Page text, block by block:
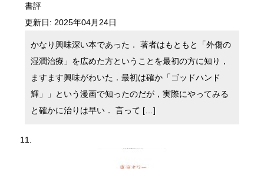
書評
更新日: 2025年04月24日
かなり興味深い本であった． 著者はもともと「外傷の
湿潤治療」を広めた方ということを最初の方に知り，
ますます興味がわいた．最初は確か「ゴッドハンド
輝」」という漫画で知ったのだが，実際にやってみる
と確かに治りは早い． 言って […]